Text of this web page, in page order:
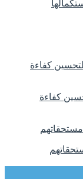
كفاءة